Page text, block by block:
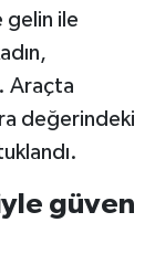
gelin ile
Araçta
değerindeki
güven